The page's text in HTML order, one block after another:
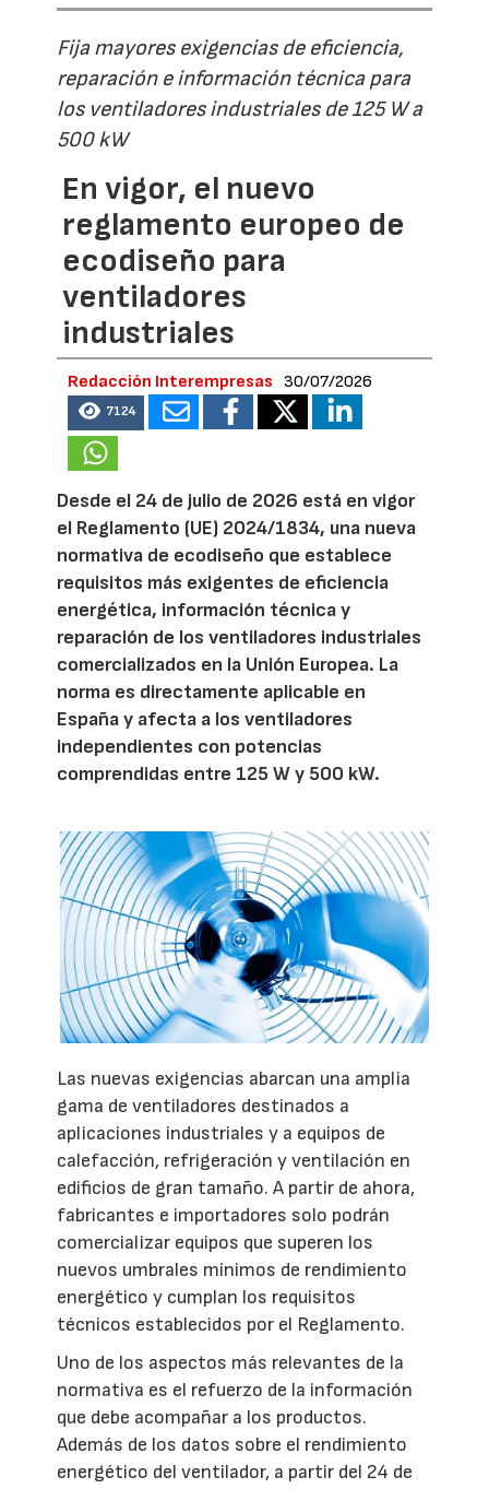
Fija mayores exigencias de eficiencia,
reparación e información técnica para
los ventiladores industriales de 125 W a
500 kW
En vigor, el nuevo
reglamento europeo de
ecodiseño para
ventiladores
industriales
Redacción Interempresas 30/07/2026
7124
Desde el 24 de julio de 2026 está en vigor
el Reglamento (UE) 2024/1834, una nueva
normativa de ecodiseño que establece
requisitos más exigentes de eficiencia
energética, información técnica y
reparación de los ventiladores industriales
comercializados en la Unión Europea. La
norma es directamente aplicable en
España y afecta a los ventiladores
independientes con potencias
comprendidas entre 125 W y 500 kW.
Las nuevas exigencias abarcan una amplia
gama de ventiladores destinados a
aplicaciones industriales y a equipos de
calefacción, refrigeración y ventilación en
edificios de gran tamaño. A partir de ahora,
fabricantes e importadores solo podrán
comercializar equipos que superen los
nuevos umbrales mínimos de rendimiento
energético y cumplan los requisitos
técnicos establecidos por el Reglamento.
Uno de los aspectos más relevantes de la
normativa es el refuerzo de la información
que debe acompañar a los productos.
Además de los datos sobre el rendimiento
energético del ventilador, a partir del 24 de